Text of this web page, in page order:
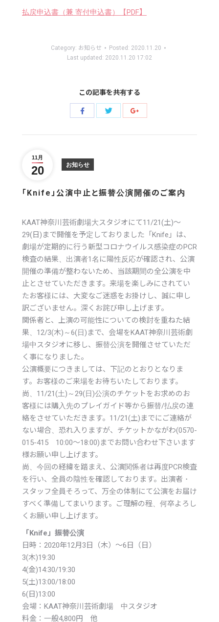
払戻申込書（兼 寄付申込書）【PDF】
Category: お知らせ Posted: 2020.11.20
Last updated: 2020.11.20 17:02
この記事を共有する
Share
Share
11月
20 お知らせ
「Knife」公演中止と振替公演開催のご案内
KAAT神奈川芸術劇場大スタジオにて11/21(土)～
29(日)まで開催を予定しておりました「Knife」は、
劇場が定期的に行う新型コロナウイルス感染症のPCR
検査の結果、出演者1名に陽性反応が確認され、公演
開催の準備が整わないため、当該期間の全公演を中
止とさせていただきます。来場を楽しみにされてい
たお客様には、大変なご迷惑をお掛けし、誠に申し
訳ございません。深くお詫び申し上げます。
関係者と、上演の可能性についての検討を重ねた結
果、12/3(木)～6(日)まで、会場をKAAT神奈川芸術劇
場中スタジオに移し、振替公演を開催させていただ
く事になりました。
公演概要につきましては、下記のとおりとなりま
す。お客様のご来場をお待ちいたしております。
尚、11/21(土)～29(日)公演のチケットをお求めのお
客様には購入先のプレイガイド等から振替/払戻の連
絡をさせていただきます。11/21(土)までにご連絡が
ない場合、恐れ入りますが、チケットかながわ(0570-
015-415 10:00～18:00)までお問い合わせ下さいます
様お願い申し上げます。
尚、今回の経緯を踏まえ、公演関係者は再度PCR検査
を行い、全員の陰性を確認しております。出演者・
スタッフ全員そろって、万全の体制にて公演をお届け
すべく準備してまいります。ご理解の程、何卒よろし
くお願い申し上げます。
「Knife」振替公演
日時：2020年12月3日（木）〜6日（日）
3(木)19:30
4(金)14:30/19:30
5(土)13:00/18:00
6(日)13:00
会場：KAAT神奈川芸術劇場 中スタジオ
料金：一般4,800円 他